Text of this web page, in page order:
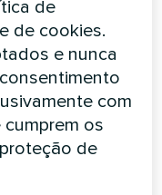
de dados:
são
de
com o GDPR
técnicas
de
de cookies.
e nunca
com
os
de